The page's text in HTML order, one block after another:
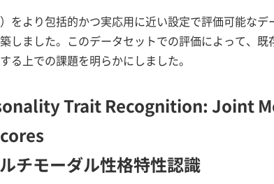
をより包括的かつ実応用に近い設定で評価可能なデ
しました。このデータセットでの評価によって、既
上での課題を明らかにしました。
Trait Recognition: Joint
チモーダル性格特性認識